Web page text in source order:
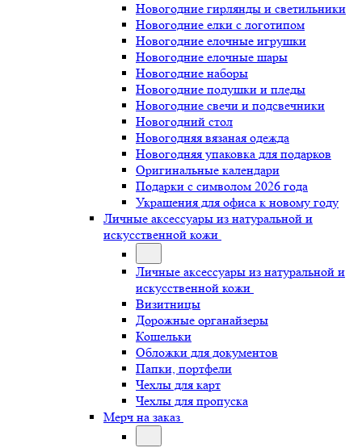
Новогодние гирлянды и светильники
Новогодние елки с логотипом
Новогодние елочные игрушки
Новогодние елочные шары
Новогодние наборы
Новогодние подушки и пледы
Новогодние свечи и подсвечники
Новогодний стол
Новогодняя вязаная одежда
Новогодняя упаковка для подарков
Оригинальные календари
Подарки с символом 2026 года
Украшения для офиса к новому году
Личные аксессуары из натуральной и
искусственной кожи
Личные аксессуары из натуральной и
искусственной кожи
Визитницы
Дорожные органайзеры
Кошельки
Обложки для документов
Папки, портфели
Чехлы для карт
Чехлы для пропуска
Мерч на заказ